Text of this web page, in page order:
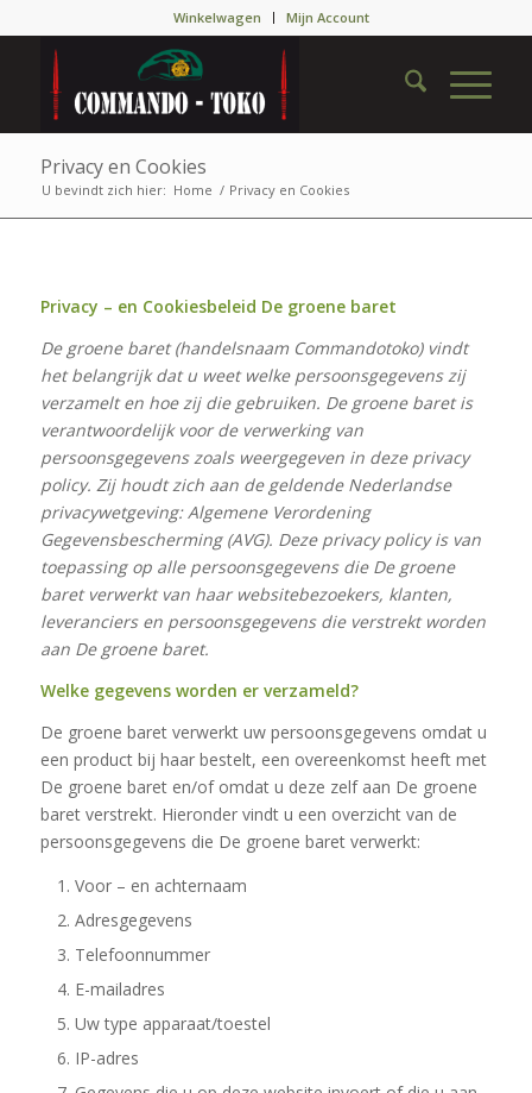
Winkelwagen Mijn Account
Privacy en Cookies
U bevindt zich hier: Home / Privacy en Cookies
Privacy – en Cookiesbeleid De groene baret
De groene baret (handelsnaam Commandotoko) vindt
het belangrijk dat u weet welke persoonsgegevens zij
verzamelt en hoe zij die gebruiken. De groene baret is
verantwoordelijk voor de verwerking van
persoonsgegevens zoals weergegeven in deze privacy
policy. Zij houdt zich aan de geldende Nederlandse
privacywetgeving: Algemene Verordening
Gegevensbescherming (AVG). Deze privacy policy is van
toepassing op alle persoonsgegevens die De groene
baret verwerkt van haar websitebezoekers, klanten,
leveranciers en persoonsgegevens die verstrekt worden
aan De groene baret.
Welke gegevens worden er verzameld?
De groene baret verwerkt uw persoonsgegevens omdat u
een product bij haar bestelt, een overeenkomst heeft met
De groene baret en/of omdat u deze zelf aan De groene
baret verstrekt. Hieronder vindt u een overzicht van de
persoonsgegevens die De groene baret verwerkt:
Voor – en achternaam
Adresgegevens
Telefoonnummer
E-mailadres
Uw type apparaat/toestel
IP-adres